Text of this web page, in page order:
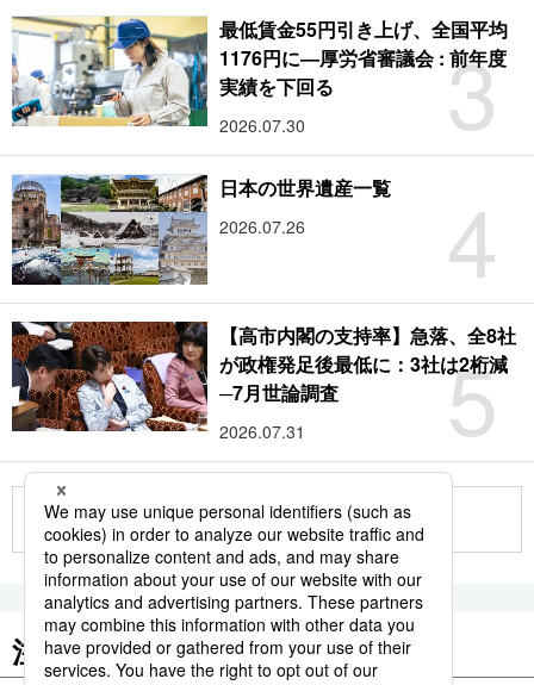
3
最低賃金55円引き上げ、全国平均
1176円に―厚労省審議会 : 前年度
実績を下回る
2026.07.30
4
日本の世界遺産一覧
2026.07.26
5
【高市内閣の支持率】急落、全8社
が政権発足後最低に：3社は2桁減
─7月世論調査
2026.07.31
もっと見る
注目のキーワード